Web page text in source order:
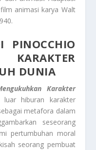
animasi karya Walt
PINOCCHIO
KARAKTER
DUNIA
Karakter
hiburan karakter
metafora dalam
seseorang
pertumbuhan moral
seorang pembuat